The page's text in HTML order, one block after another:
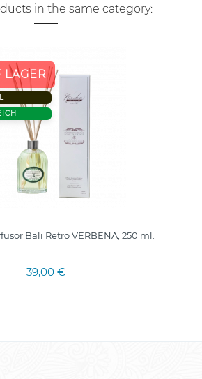
in the same category:
LAGER
Bali Retro VERBENA, 250 ml.
39,00 €